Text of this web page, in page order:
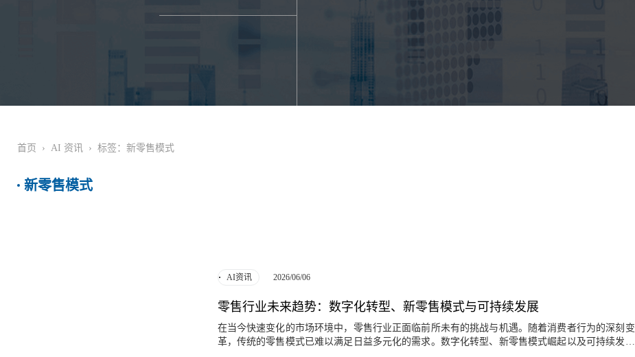
首页 › AI 资讯 › 标签：新零售模式
新零售模式
AI资讯 2026/06/06
零售行业未来趋势：数字化转型、新零售模式与可持续发展
在当今快速变化的市场环境中，零售行业正面临前所未有的挑战与机遇。随着消费者行为的深刻变
革，传统的零售模式已难以满足日益多元化的需求。数字化转型、新零售模式崛起以及可持续发展